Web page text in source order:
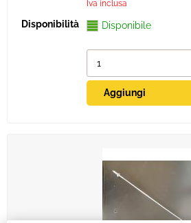
Iva inclusa
Disponibile